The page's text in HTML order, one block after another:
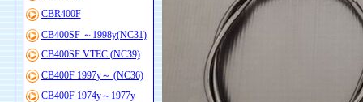
CBR400F
CB400SF ～1998y(NC31)
CB400SF VTEC (NC39)
CB400F 1997y～ (NC36)
CB400F 1974y～1977y